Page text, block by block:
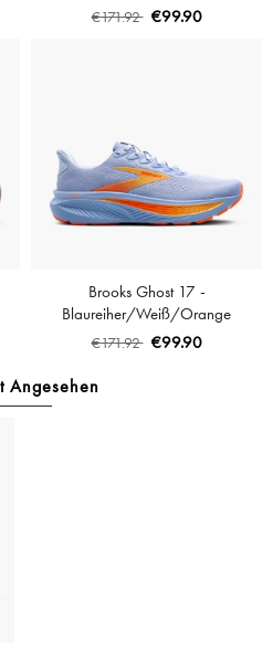
€171.92 €99.90
Brooks Ghost 17 -
Blaureiher/Weiß/Orange
€171.92 €99.90
Angesehen